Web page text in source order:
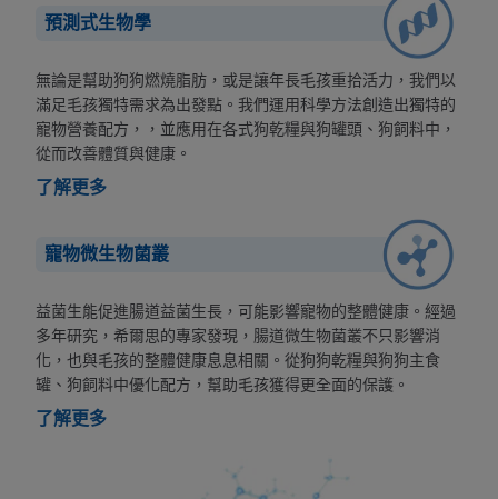
預測式生物學
無論是幫助狗狗燃燒脂肪，或是讓年長毛孩重拾活力，我們以
滿足毛孩獨特需求為出發點。我們運用科學方法創造出獨特的
寵物營養配方，，並應用在各式狗乾糧與狗罐頭、狗飼料中，
從而改善體質與健康。
了解更多
寵物微生物菌叢
益菌生能促進腸道益菌生長，可能影響寵物的整體健康。經過
多年研究，希爾思的專家發現，腸道微生物菌叢不只影響消
化，也與毛孩的整體健康息息相關。從狗狗乾糧與狗狗主食
罐、狗飼料中優化配方，幫助毛孩獲得更全面的保護。
了解更多